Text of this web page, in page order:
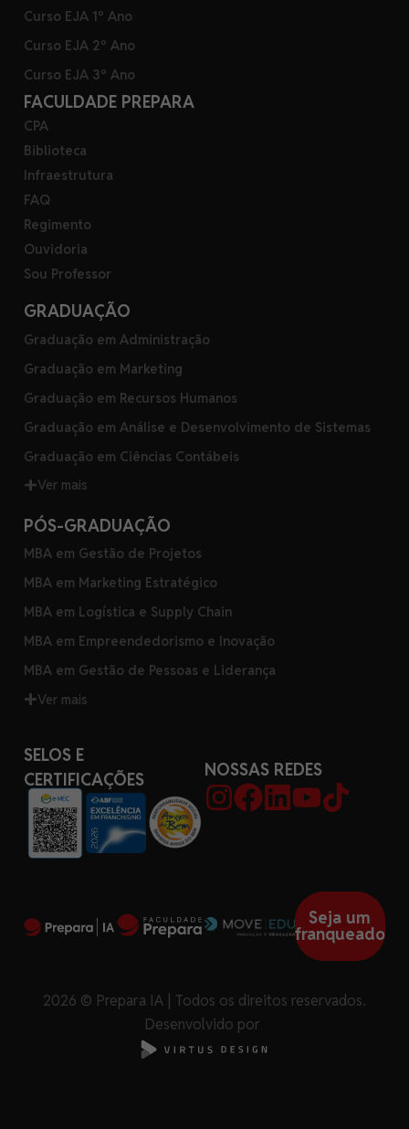
Curso EJA 1º Ano
Curso EJA 2º Ano
Curso EJA 3º Ano
FACULDADE PREPARA
CPA
Biblioteca
Infraestrutura
FAQ
Regimento
Ouvidoria
Sou Professor
GRADUAÇÃO
Graduação em Administração
Graduação em Marketing
Graduação em Recursos Humanos
Graduação em Análise e Desenvolvimento de Sistemas
Graduação em Ciências Contábeis
Ver mais
PÓS-GRADUAÇÃO
MBA em Gestão de Projetos
MBA em Marketing Estratégico
MBA em Logística e Supply Chain
MBA em Empreendedorismo e Inovação
MBA em Gestão de Pessoas e Liderança
Ver mais
SELOS E
CERTIFICAÇÕES
NOSSAS REDES
Seja um
franqueado
2026 © Prepara IA | Todos os direitos reservados.
Desenvolvido por